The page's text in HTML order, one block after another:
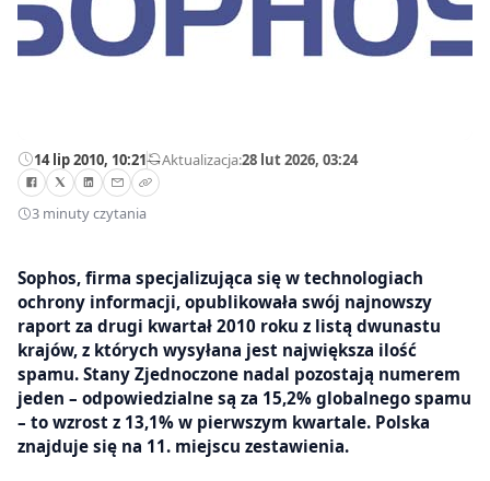
14 lip 2010, 10:21—Aktualizacja:28 lut 2026, 03:24
3 minuty czytania
Sophos, firma specjalizująca się w technologiach
ochrony informacji, opublikowała swój najnowszy
raport za drugi kwartał 2010 roku z listą dwunastu
krajów, z których wysyłana jest największa ilość
spamu. Stany Zjednoczone nadal pozostają numerem
jeden – odpowiedzialne są za 15,2% globalnego spamu
– to wzrost z 13,1% w pierwszym kwartale. Polska
znajduje się na 11. miejscu zestawienia.